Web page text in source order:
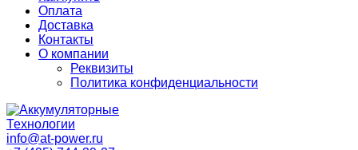
Оплата
Доставка
Контакты
О компании
Реквизиты
Политика конфиденциальности
info@at-power.ru